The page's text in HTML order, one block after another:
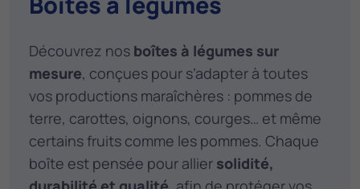
Découvrez nos boîtes à légumes sur
mesure, conçues pour s’adapter à toutes
vos productions maraîchères : pommes de
terre, carottes, oignons, courges… et même
certains fruits comme les pommes. Chaque
boîte est pensée pour allier solidité,